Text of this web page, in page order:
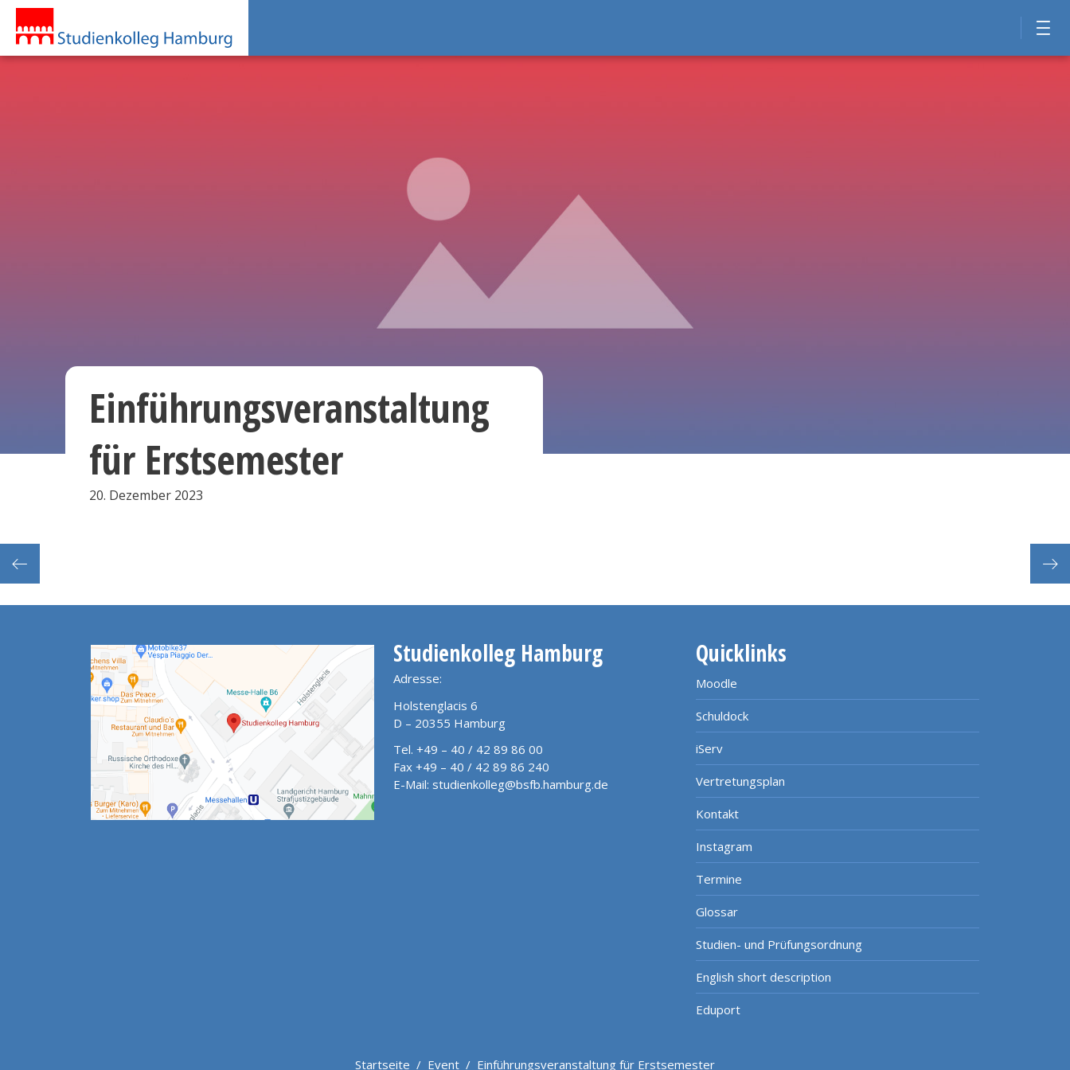
Frist: bis 10:00 Abgabe der Anträge auf zusätzliche mündliche FSP
Einführungsveranstaltung
für Erstsemester
20. Dezember 2023
Studienkolleg Hamburg
Adresse:
Holstenglacis 6
D – 20355 Hamburg
Tel. +49 – 40 / 42 89 86 00
Fax +49 – 40 / 42 89 86 240
E-Mail: studienkolleg@bsfb.hamburg.de
Quicklinks
Moodle
Schuldock
iServ
Vertretungsplan
Kontakt
Instagram
Termine
Glossar
Studien- und Prüfungsordnung
English short description
Eduport
Startseite / Event / Einführungsveranstaltung für Erstsemester